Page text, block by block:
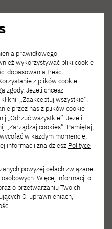
narzędzi do
i tworzenia
opartych o
i trendy
prawidłowego
wykorzystywać pliki cookie
dopasowania treści
z plików cookie
zgody. Jeżeli chcesz
„Zaakceptuj wszystkie”.
przez nas z plików cookie
„Odrzuć wszystkie”. Jeżeli
„Zarządzaj cookies”. Pamiętaj,
w każdym momencie,
informacji znajdziesz Polityce
powyżej celach związane
Więcej informacji o
o przetwarzaniu Twoich
Ci uprawnieniach,
.